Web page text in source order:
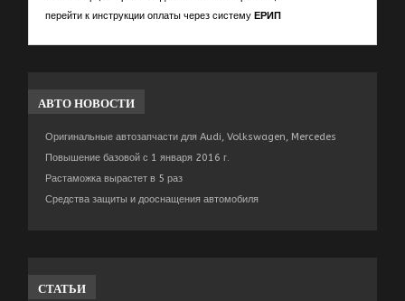
перейти к инструкции оплаты через системуЕРИП
АВТОНОВОСТИ
Оригинальные автозапчасти для Audi, Volkswagen, Mercedes
Повышение базовой с 1 января 2016 г.
Растаможка вырастет в 5 раз
Средства защиты и дооснащения автомобиля
СТАТЬИ